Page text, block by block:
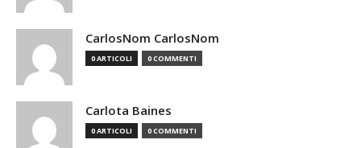
CarlosNom CarlosNom
0 ARTICOLI 0 COMMENTI
Carlota Baines
0 ARTICOLI 0 COMMENTI